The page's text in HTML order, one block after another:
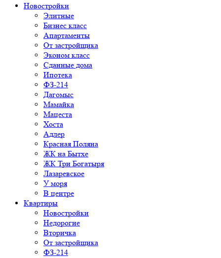
Новостройки
Элитные
Бизнес класс
Апартаменты
От застройщика
Эконом класс
Сданные дома
Ипотека
ФЗ-214
Дагомыс
Мамайка
Мацеста
Хоста
Адлер
Красная Поляна
ЖК на Бытхе
ЖК Три Богатыря
Лазаревское
У моря
В центре
Квартиры
Новостройки
Недорогие
Вторичка
От застройщика
ФЗ-214